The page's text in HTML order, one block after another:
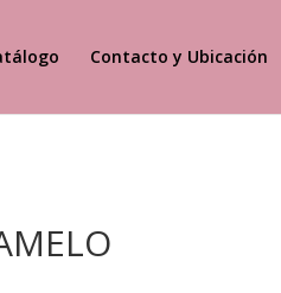
Contacto y Ubicación